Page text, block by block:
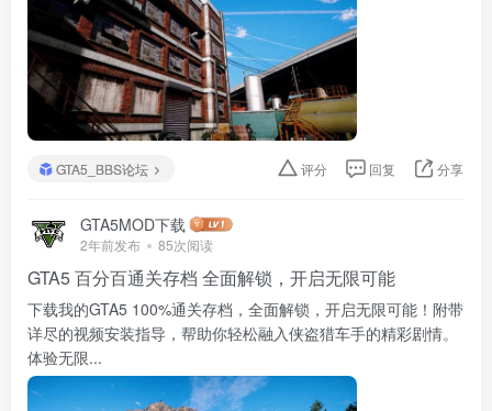
GTA5_BBS论坛 评分 回复 分享
GTA5MOD下载
2年前发布 85次阅读
GTA5 百分百通关存档 全面解锁，开启无限可能
下载我的GTA5 100%通关存档，全面解锁，开启无限可能！附带
详尽的视频安装指导，帮助你轻松融入侠盗猎车手的精彩剧情。
体验无限...